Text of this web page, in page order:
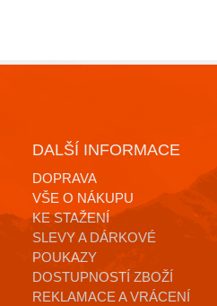
DALŠÍ INFORMACE
DOPRAVA
VŠE O NÁKUPU
KE STAŽENÍ
SLEVY A DÁRKOVÉ
POUKAZY
DOSTUPNOSTÍ ZBOŽÍ
REKLAMACE A VRÁCENÍ